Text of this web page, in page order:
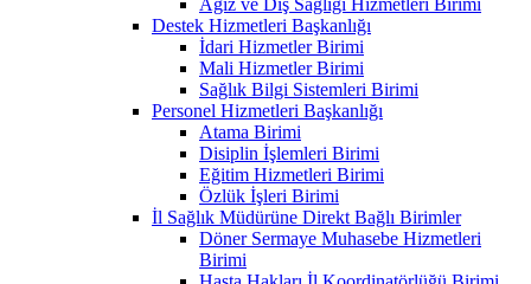
Destek Hizmetleri Başkanlığı
İdari Hizmetler Birimi
Mali Hizmetler Birimi
Sağlık Bilgi Sistemleri Birimi
Personel Hizmetleri Başkanlığı
Atama Birimi
Disiplin İşlemleri Birimi
Eğitim Hizmetleri Birimi
Özlük İşleri Birimi
İl Sağlık Müdürüne Direkt Bağlı Birimler
Döner Sermaye Muhasebe Hizmetleri
Birimi